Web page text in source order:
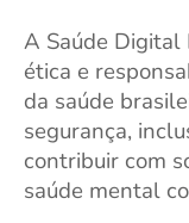
A Saúde Digital
ética e
da saúde
segurança,
contribuir com
saúde mental